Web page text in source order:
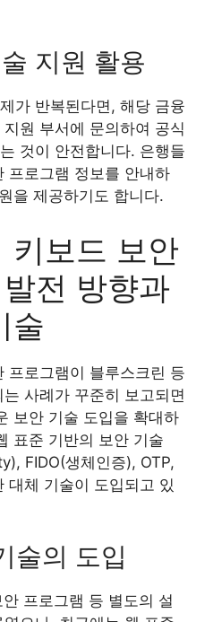
지원 활용
가 반복된다면, 해당 금융
원 부서에 문의하여 공식
것이 안전합니다. 은행들
프로그램 정보를 안내하
을 제공하기도 합니다.
키보드 보안
전 방향과
술
프로그램이 블루스크린 등
사례가 꾸준히 보고되면
보안 기술 도입을 확대하
표준 기반의 보안 기술
FIDO(생체인증), OTP,
대체 기술이 도입되고 있
술의 도입
프로그램 등 별도의 설